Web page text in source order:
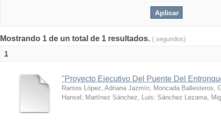
Mostrando 1 de un total de 1 resultados. ( segundos)
1
"Proyecto Ejecutivo Del Puente Del
Ramos López, Adriana Jazmín; Moncada Ballesteros,
Hansel ; Martínez Sánchez, Luis; Sánchez Lezama,